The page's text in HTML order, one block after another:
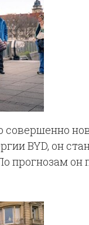
совершенно
BYD, он
прогнозам он